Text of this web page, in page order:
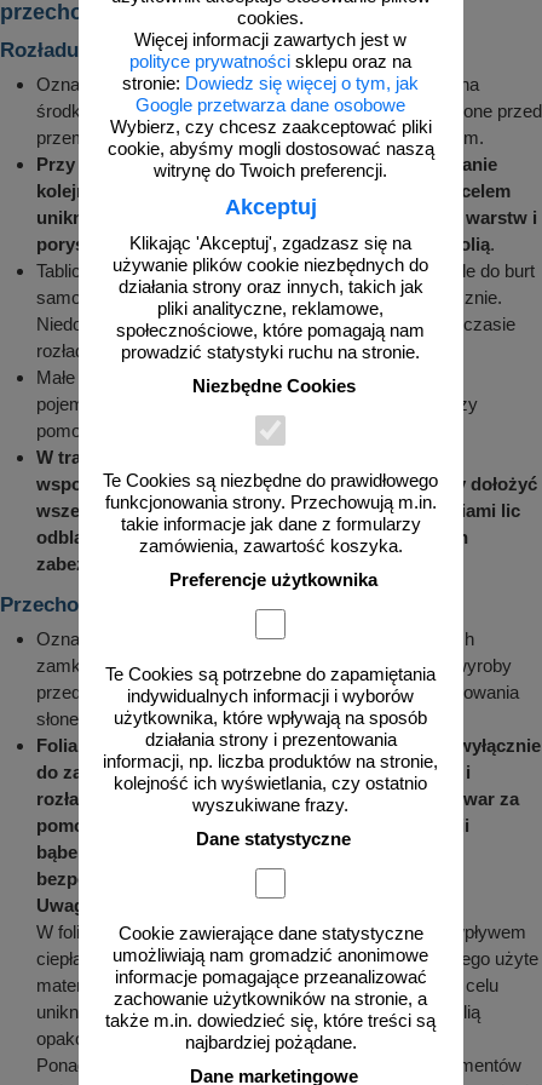
cookies.
Więcej informacji zawartych jest w
polityce prywatności sklepu oraz na
stronie: Dowiedz się więcej o tym, jak
Google przetwarza dane osobowe
Wybierz, czy chcesz zaakceptować pliki
cookie, abyśmy mogli dostosować naszą
witrynę do Twoich preferencji.
Akceptuj
Klikając 'Akceptuj', zgadzasz się na
używanie plików cookie niezbędnych do
działania strony oraz innych, takich jak
pliki analityczne, reklamowe,
społecznościowe, które pomagają nam
prowadzić statystyki ruchu na stronie.
Niezbędne Cookies
Te Cookies są niezbędne do prawidłowego
funkcjonowania strony. Przechowują m.in.
takie informacje jak dane z formularzy
zamówienia, zawartość koszyka.
Preferencje użytkownika
Te Cookies są potrzebne do zapamiętania
indywidualnych informacji i wyborów
użytkownika, które wpływają na sposób
działania strony i prezentowania
informacji, np. liczba produktów na stronie,
kolejność ich wyświetlania, czy ostatnio
wyszukiwane frazy.
Dane statystyczne
Cookie zawierające dane statystyczne
umożliwiają nam gromadzić anonimowe
informacje pomagające przeanalizować
zachowanie użytkowników na stronie, a
także m.in. dowiedzieć się, które treści są
najbardziej pożądane.
Dane marketingowe
przechowywania znaków drogowych
Rozładunek i montaż
Oznakowanie zamówione przez klienta jest układane na
środkach transportu w określonej pozycji i zabezpieczone przed
przemieszczeniem, ocieraniem o siebie i uszkodzeniem.
Przy rozładunku należy zwrócić uwagę na zachowanie
kolejności zdejmowania z środka transportowego celem
uniknięcia wysuwania oznakowania z środkowych warstw i
porysowania powierzchni szczególnie pokrytych folią.
Tablice o znacznych gabarytach poukładane równolegle do burt
samochodu w pozycji pionowej należy zdejmować ręcznie.
Niedopuszczalne jest chodzenie po tablicach, które w czasie
rozładunku przemieszczały się do pozycji poziomej.
Małe znaki i elementy oznakowania umieszczane w
pojemnikach lub na paletach można rozładowywać przy
pomocy wózka widłowego.
W trakcie montażu znaków i tablic do konstrukcji
wsporczych w miejscach lokalizacji znaków należy dołożyć
wszelkich starań by uniknąć porysowania narzędziami lic
odblaskowych tablic, powłok lakierniczych i innych
zabezpieczeń antykorozyjnych
Przechowywanie (składowanie)
Oznakowanie powinno być składowane w magazynach
zamkniętych lub zadaszonych wiatach, chroniących wyroby
przed deszczem lub nadmiernym działaniem promieniowania
słonecznego.
Folia, w którą pakowany jest element służy tylko i wyłącznie
do zabezpieczenia elementów w czasie transportu i
rozładunku. W żadnym wypadku zabezpieczony towar za
pomocą: przekładek gąbkowych, kartonowych, folii
bąbelkowych oraz folii typu stretch nie nadaje się
bezpośrednio do długiego składowania
Uwaga
W foliach znajdują się związki chemiczne, które pod wpływem
ciepła i wilgoci mogą odbarwić powłokę malarską, dlatego użyte
materiały opakowaniowe muszą być doszczelnione w celu
uniknięcia kondensacji wilgoci pomiędzy powłoką, a folią
opakowaniową.
Ponadto kondensacja pary wodnej na powierzchni elementów